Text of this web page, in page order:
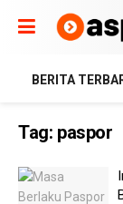
BERITA
Tag: paspor